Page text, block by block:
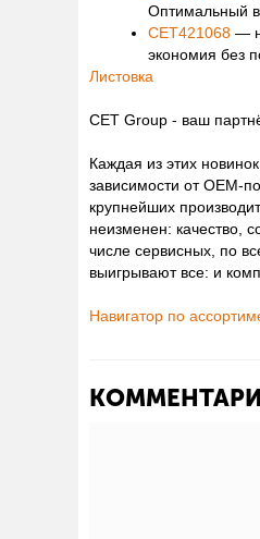
Оптимальный
CET421068 —
экономия без
Листовка
CET Group - ваш
Каждая из этих
зависимости от OEM-
крупнейших
неизменен: качество,
числе сервисных, по
выигрывают все: и
Навигатор по